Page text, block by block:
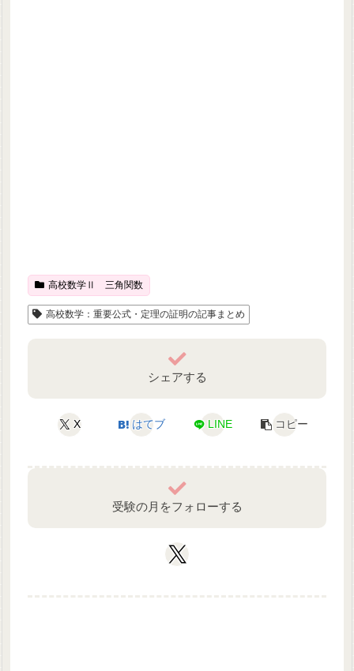
高校数学Ⅱ 三角関数
高校数学：重要公式・定理の証明の記事まとめ
シェアする
X はてブ LINE コピー
受験の月をフォローする